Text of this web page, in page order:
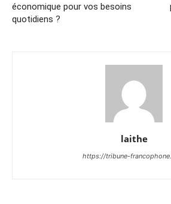
économique pour vos besoins
quotidiens ?
laithe
https://tribune-